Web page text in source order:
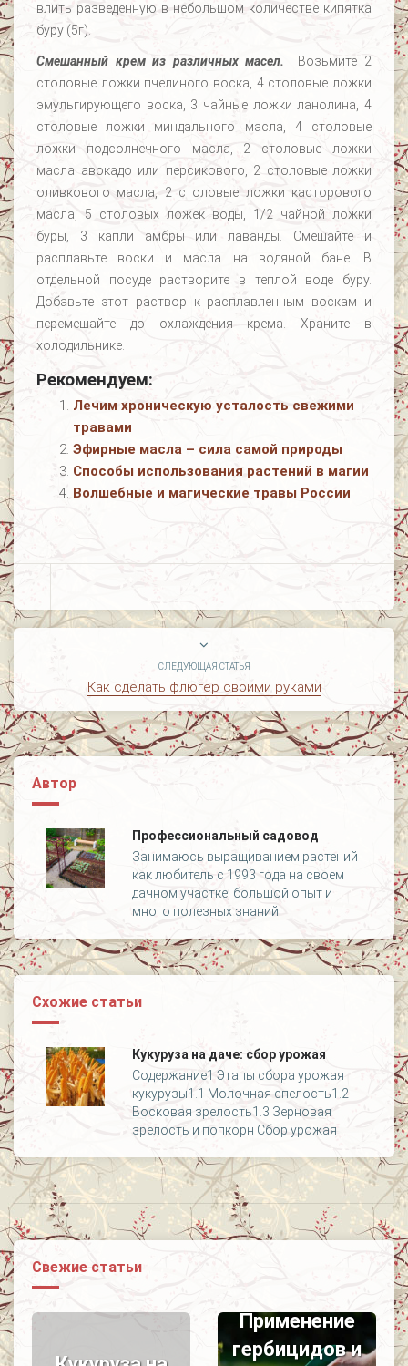
влить разведенную в небольшом количестве кипятка
буру (5г).
Смешанный крем из различных масел.
Возьмите 2
столовые ложки пчелиного воска, 4 столовые ложки
эмульгирующего воска, 3 чайные ложки ланолина, 4
столовые ложки миндального масла, 4 столовые
ложки подсолнечного масла, 2 столовые ложки
масла авокадо или персикового, 2 столовые ложки
оливкового масла, 2 столовые ложки касторового
масла, 5 столовых ложек воды, 1/2 чайной ложки
буры, 3 капли амбры или лаванды. Смешайте и
расплавьте воски и масла на водяной бане. В
отдельной посуде растворите в теплой воде буру.
Добавьте этот раствор к расплавленным воскам и
перемешайте до охлаждения крема. Храните в
холодильнике.
Рекомендуем:
Лечим хроническую усталость свежими
травами
Эфирные масла – сила самой природы
Cпособы использования растений в магии
Волшебные и магические травы России
СЛЕДУЮЩАЯ СТАТЬЯ
Как сделать флюгер своими руками
Автор
Профессиональный садовод
Занимаюсь выращиванием растений
как любитель с 1993 года на своем
дачном участке, большой опыт и
много полезных знаний.
Схожие статьи
Кукуруза на даче: сбор урожая
Содержание1 Этапы сбора урожая
кукурузы1.1 Молочная спелость1.2
Восковая зрелость1.3 Зерновая
зрелость и попкорн Сбор урожая
Свежие статьи
Применение
гербицидов и